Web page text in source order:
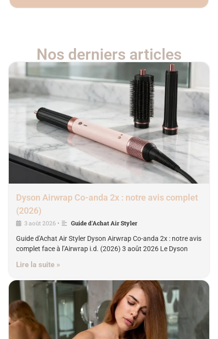
Nos derniers articles
Dyson Airwrap Co-anda 2x : notre avis complet
(2026)
3 août 2026 •
Guide d'Achat Air Styler
Guide d'Achat Air Styler Dyson Airwrap Co-anda 2x : notre avis
complet face à l’Airwrap i.d. (2026) 3 août 2026 Le Dyson
Lire la suite »